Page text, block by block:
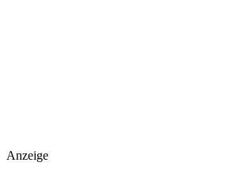
Anzeige